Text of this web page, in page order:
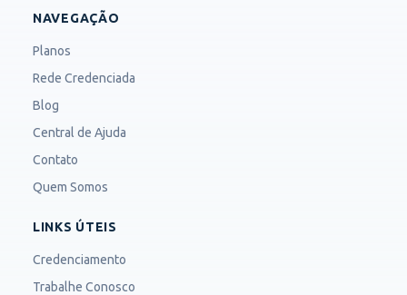
NAVEGAÇÃO
Planos
Rede Credenciada
Blog
Central de Ajuda
Contato
Quem Somos
LINKS ÚTEIS
Credenciamento
Trabalhe Conosco